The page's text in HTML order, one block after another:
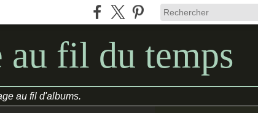
au fil du temps
au fil d'albums.